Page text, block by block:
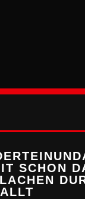
SCHON